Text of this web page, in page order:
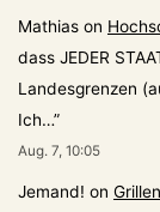
Mathias on
dass JEDER
Landesgrenzen
Ich…”
Aug. 7, 10:05
Jemand! on